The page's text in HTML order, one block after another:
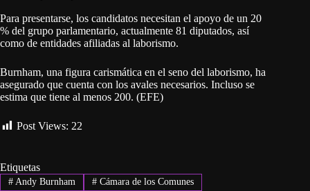
Para presentarse, los candidatos necesitan el apoyo de un 20
% del grupo parlamentario, actualmente 81 diputados, así
como de entidades afiliadas al laborismo.
Burnham, una figura carismática en el seno del laborismo, ha
asegurado que cuenta con los avales necesarios. Incluso se
estima que tiene al menos 200. (EFE)
Post Views: 22
Etiquetas
#Andy Burnham #Cámara de los Comunes